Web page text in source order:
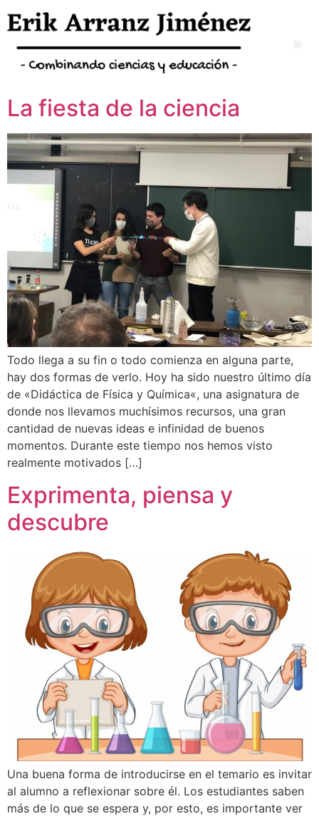
La fiesta de la ciencia
Todo llega a su fin o todo comienza en alguna parte,
hay dos formas de verlo. Hoy ha sido nuestro último día
de «Didáctica de Física y Química«, una asignatura de
donde nos llevamos muchísimos recursos, una gran
cantidad de nuevas ideas e infinidad de buenos
momentos. Durante este tiempo nos hemos visto
realmente motivados […]
Exprimenta, piensa y
descubre
Una buena forma de introducirse en el temario es invitar
al alumno a reflexionar sobre él. Los estudiantes saben
más de lo que se espera y, por esto, es importante ver